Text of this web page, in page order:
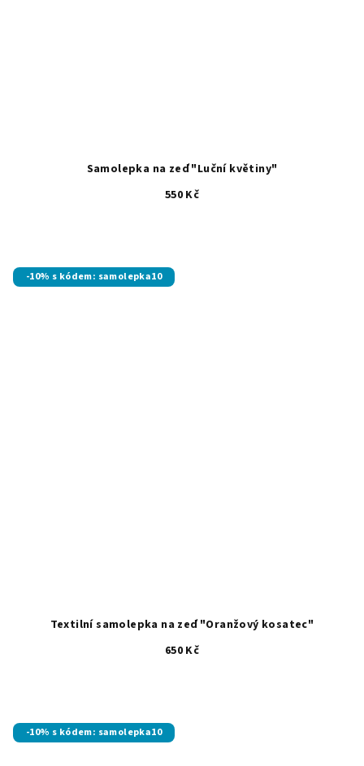
Samolepka na zeď "Luční květiny"
550 Kč
-10% s kódem: samolepka10
Textilní samolepka na zeď "Oranžový kosatec"
650 Kč
-10% s kódem: samolepka10